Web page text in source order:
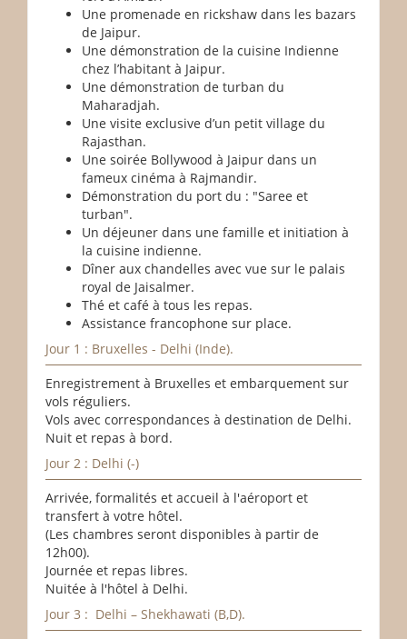
Une promenade en rickshaw dans les bazars
de Jaipur.
Une démonstration de la cuisine Indienne
chez l’habitant à Jaipur.
Une démonstration de turban du
Maharadjah.
Une visite exclusive d’un petit village du
Rajasthan.
Une soirée Bollywood à Jaipur dans un
fameux cinéma à Rajmandir.
Démonstration du port du : "Saree et
turban".
Un déjeuner dans une famille et initiation à
la cuisine indienne.
Dîner aux chandelles avec vue sur le palais
royal de Jaisalmer.
Thé et café à tous les repas.
Assistance francophone sur place.
Jour 1 : Bruxelles - Delhi (Inde).
Enregistrement à Bruxelles et embarquement sur
vols réguliers.
Vols avec correspondances à destination de Delhi.
Nuit et repas à bord.
Jour 2 : Delhi (-)
Arrivée, formalités et accueil à l'aéroport et
transfert à votre hôtel.
(Les chambres seront disponibles à partir de
12h00).
Journée et repas libres.
Nuitée à l'hôtel à Delhi.
Jour 3 : Delhi – Shekhawati (B,D).